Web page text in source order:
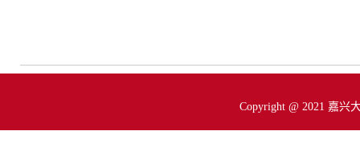
Copyright @ 2021 嘉